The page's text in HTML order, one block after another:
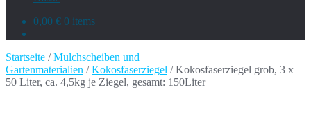
0,00 € 0 items
Startseite /Mulchscheiben und
Gartenmaterialien /Kokosfaserziegel / Kokosfaserziegel grob, 3 x
50 Liter, ca. 4,5kg je Ziegel, gesamt: 150Liter